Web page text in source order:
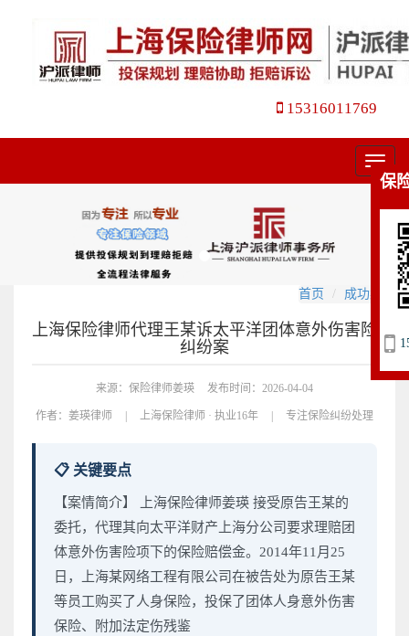
15316011769
菜
单
首页 成功案例
上海保险律师代理王某诉太平洋团体意外伤害险
纠纷案
来源：保险律师姜瑛 发布时间：2026-04-04
作者： 姜瑛律师 | 上海保险律师 · 执业16年 | 专注保险纠纷处理
📋 关键要点
【案情简介】 上海保险律师姜瑛 接受原告王某的
委托，代理其向太平洋财产上海分公司要求理赔团
体意外伤害险项下的保险赔偿金。2014年11月25
日，上海某网络工程有限公司在被告处为原告王某
等员工购买了人身保险，投保了团体人身意外伤害
保险、附加法定伤残鉴
保